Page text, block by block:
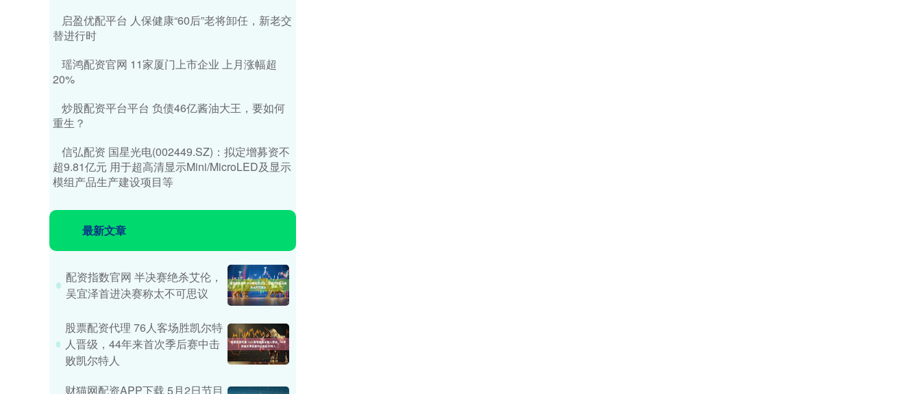
启盈优配平台 人保健康“60后”老将卸任，新老交
替进行时
瑶鸿配资官网 11家厦门上市企业 上月涨幅超
20%
炒股配资平台平台 负债46亿酱油大王，要如何
重生？
信弘配资 国星光电(002449.SZ)：拟定增募资不
超9.81亿元 用于超高清显示Mini/MicroLED及显示
模组产品生产建设项目等
最新文章
配资指数官网 半决赛绝杀艾伦，
吴宜泽首进决赛称太不可思议
股票配资代理 76人客场胜凯尔特
人晋级，44年来首次季后赛中击
败凯尔特人
财猫网配资APP下载 5月2日节目